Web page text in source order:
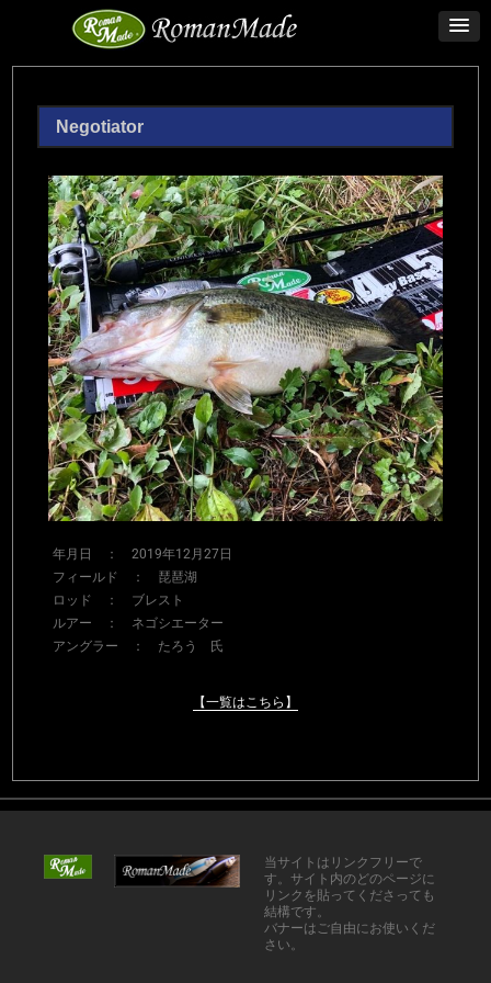
Negotiator
年月日 ： 2019年12月27日
フィールド ： 琵琶湖
ロッド ： ブレスト
ルアー ： ネゴシエーター
アングラー ： たろう 氏
【一覧はこちら】
当サイトはリンクフリーで
す。サイト内のどのページに
リンクを貼ってくださっても
結構です。
バナーはご自由にお使いくだ
さい。